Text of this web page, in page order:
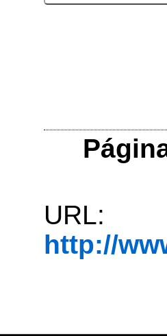
URL:
http://